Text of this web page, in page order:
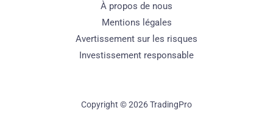
À propos de nous
Mentions légales
Avertissement sur les risques
Investissement responsable
Copyright © 2026 TradingPro